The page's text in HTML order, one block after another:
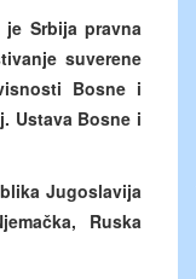
je Srbija pravna
suverene
Bosne i
Ustava Bosne i
Jugoslavija
Ruska